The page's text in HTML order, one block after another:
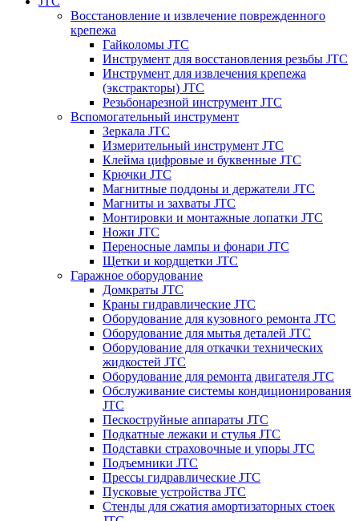
Восстановление и извлечение поврежденного
крепежа
Гайколомы JTC
Инструмент для восстановления резьбы JTC
Инструмент для извлечения крепежа
(экстракторы) JTC
Резьбонарезной инструмент JTC
Вспомогательный инструмент
Зеркала JTC
Измерительный инструмент JTC
Клейма цифровые и буквенные JTC
Крючки JTC
Магнитные поддоны и держатели JTC
Магниты и захваты JTC
Монтировки и монтажные лопатки JTC
Ножи JTC
Переносные лампы и фонари JTC
Щетки и кордщетки JTC
Гаражное оборудование
Домкраты JTC
Краны гидравлические JTC
Оборудование для кузовного ремонта JTC
Оборудование для мытья деталей JTC
Оборудование для откачки технических
жидкостей JTC
Оборудование для ремонта двигателя JTC
Обслуживание системы кондиционирования
JTC
Пескоструйные аппараты JTC
Подкатные лежаки и стулья JTC
Подставки страховочные и упоры JTC
Подъемники JTC
Прессы гидравлические JTC
Пусковые устройства JTC
Стенды для сжатия амортизаторных стоек